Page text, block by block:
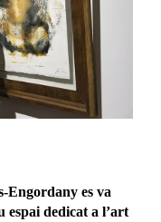
Engordany es va
dedicat a l’art